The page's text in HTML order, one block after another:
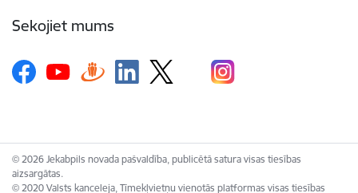
Sekojiet mums
© 2026 Jekabpils novada pašvaldība, publicētā satura visas tiesības
aizsargātas.
© 2020 Valsts kanceleja, Tīmekļvietņu vienotās platformas visas tiesības